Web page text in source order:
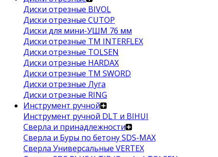
Диски отрезные BIVOL
Диски отрезные CUTOP
Диски для мини-УШМ 76 мм
Диски отрезные ТМ INTERFLEX
Диски отрезные TOLSEN
Диски отрезные HARDAX
Диски отрезные ТМ SWORD
Диски отрезные Луга
Диски отрезные RING
Инструмент ручной
Инструмент ручной DLT и BIHUI
Сверла и принадлежности
Сверла и Буры по бетону SDS-MAX
Сверла Универсальные VERTEX